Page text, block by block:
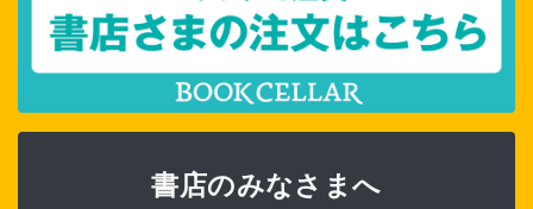
書店のみなさまへ